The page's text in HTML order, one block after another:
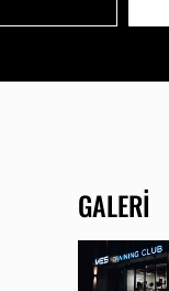
GALERI